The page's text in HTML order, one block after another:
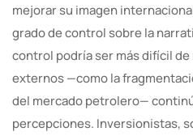
mejorar su imagen
grado de control sobre la
control podría ser más difícil
externos —como la
del mercado petrolero—
percepciones. Inversionistas,